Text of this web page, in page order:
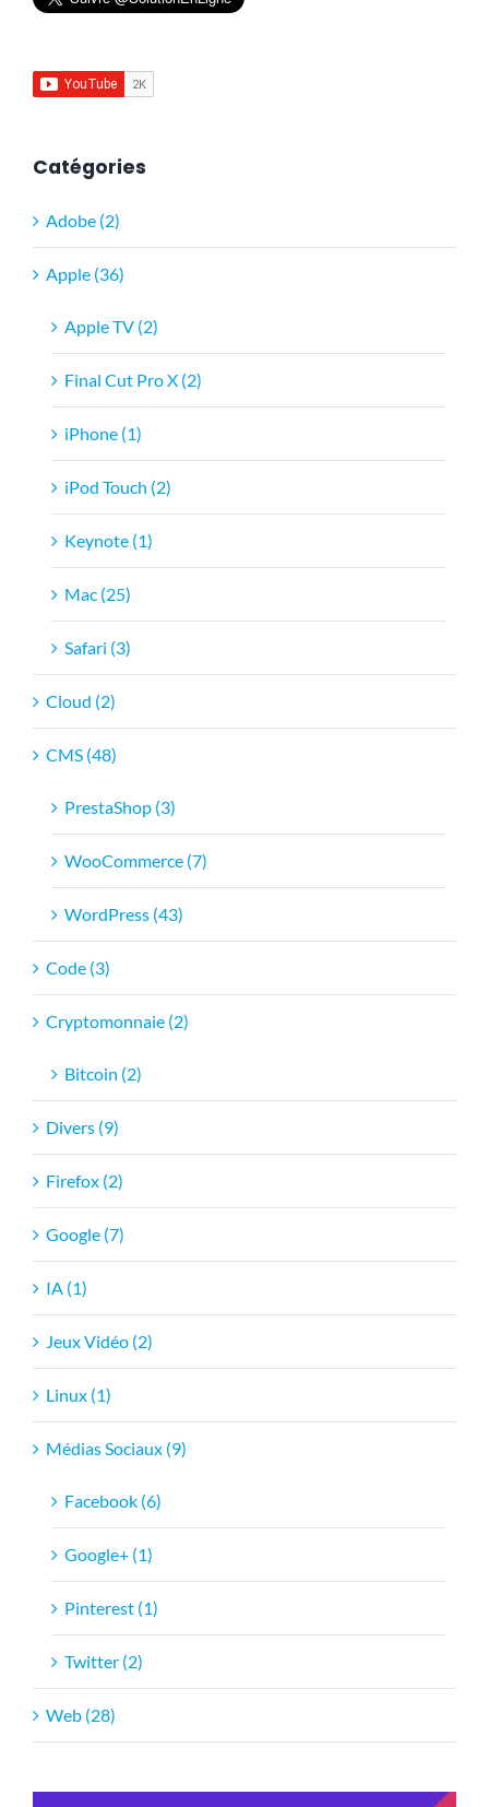
Catégories
Adobe (2)
Apple (36)
Apple TV (2)
Final Cut Pro X (2)
iPhone (1)
iPod Touch (2)
Keynote (1)
Mac (25)
Safari (3)
Cloud (2)
CMS (48)
PrestaShop (3)
WooCommerce (7)
WordPress (43)
Code (3)
Cryptomonnaie (2)
Bitcoin (2)
Divers (9)
Firefox (2)
Google (7)
IA (1)
Jeux Vidéo (2)
Linux (1)
Médias Sociaux (9)
Facebook (6)
Google+ (1)
Pinterest (1)
Twitter (2)
Web (28)